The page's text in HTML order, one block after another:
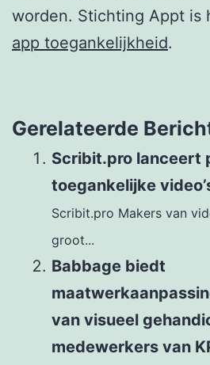
worden. Stichting Appt is
app toegankelijkheid.
Gerelateerde
Scribit.pro lanceert
toegankelijke
Scribit.pro Makers van
groot...
Babbage biedt
van visueel
medewerkers van